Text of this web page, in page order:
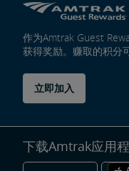
作为Amtrak Guest
获得奖励。赚取的积分
立即加入
下载Amtrak应用程